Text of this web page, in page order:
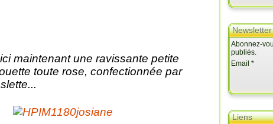
maintenant une ravissante petite
toute rose, confectionnée par
Newsletter
Abonnez-
publiés.
Email
Liens